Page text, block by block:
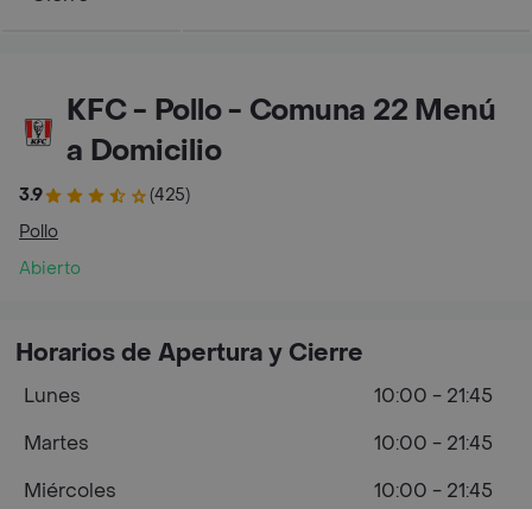
KFC - Pollo - Comuna 22 Menú
a Domicilio
3.9
(425)
Pollo
Abierto
Horarios de Apertura y Cierre
Lunes
10:00 - 21:45
Martes
10:00 - 21:45
Miércoles
10:00 - 21:45